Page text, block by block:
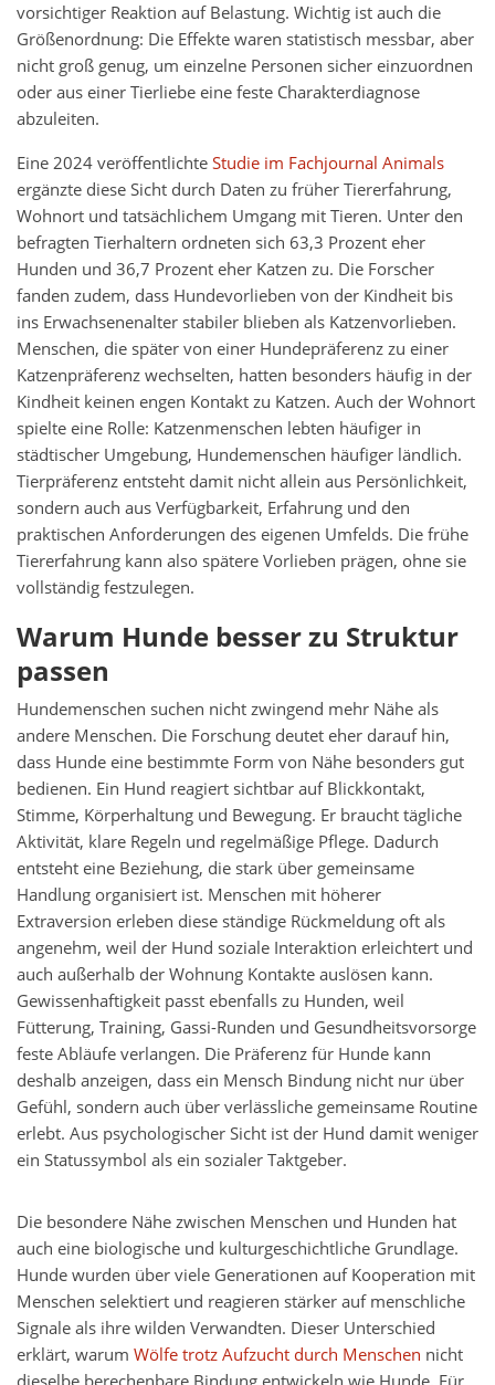
vorsichtiger Reaktion auf Belastung. Wichtig ist auch die
Größenordnung: Die Effekte waren statistisch messbar, aber
nicht groß genug, um einzelne Personen sicher einzuordnen
oder aus einer Tierliebe eine feste Charakterdiagnose
abzuleiten.
Eine 2024 veröffentlichteStudie im Fachjournal Animals
ergänzte diese Sicht durch Daten zu früher Tiererfahrung,
Wohnort und tatsächlichem Umgang mit Tieren. Unter den
befragten Tierhaltern ordneten sich 63,3 Prozent eher
Hunden und 36,7 Prozent eher Katzen zu. Die Forscher
fanden zudem, dass Hundevorlieben von der Kindheit bis
ins Erwachsenenalter stabiler blieben als Katzenvorlieben.
Menschen, die später von einer Hundepräferenz zu einer
Katzenpräferenz wechselten, hatten besonders häufig in der
Kindheit keinen engen Kontakt zu Katzen. Auch der Wohnort
spielte eine Rolle: Katzenmenschen lebten häufiger in
städtischer Umgebung, Hundemenschen häufiger ländlich.
Tierpräferenz entsteht damit nicht allein aus Persönlichkeit,
sondern auch aus Verfügbarkeit, Erfahrung und den
praktischen Anforderungen des eigenen Umfelds. Die frühe
Tiererfahrung kann also spätere Vorlieben prägen, ohne sie
vollständig festzulegen.
Warum Hunde besser zu Struktur
passen
Hundemenschen suchen nicht zwingend mehr Nähe als
andere Menschen. Die Forschung deutet eher darauf hin,
dass Hunde eine bestimmte Form von Nähe besonders gut
bedienen. Ein Hund reagiert sichtbar auf Blickkontakt,
Stimme, Körperhaltung und Bewegung. Er braucht tägliche
Aktivität, klare Regeln und regelmäßige Pflege. Dadurch
entsteht eine Beziehung, die stark über gemeinsame
Handlung organisiert ist. Menschen mit höherer
Extraversion erleben diese ständige Rückmeldung oft als
angenehm, weil der Hund soziale Interaktion erleichtert und
auch außerhalb der Wohnung Kontakte auslösen kann.
Gewissenhaftigkeit passt ebenfalls zu Hunden, weil
Fütterung, Training, Gassi-Runden und Gesundheitsvorsorge
feste Abläufe verlangen. Die Präferenz für Hunde kann
deshalb anzeigen, dass ein Mensch Bindung nicht nur über
Gefühl, sondern auch über verlässliche gemeinsame Routine
erlebt. Aus psychologischer Sicht ist der Hund damit weniger
ein Statussymbol als ein sozialer Taktgeber.
Die besondere Nähe zwischen Menschen und Hunden hat
auch eine biologische und kulturgeschichtliche Grundlage.
Hunde wurden über viele Generationen auf Kooperation mit
Menschen selektiert und reagieren stärker auf menschliche
Signale als ihre wilden Verwandten. Dieser Unterschied
erklärt, warum Wölfe trotz Aufzucht durch Menschen nicht